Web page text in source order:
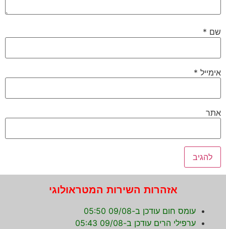
שם *
אימייל *
אתר
אזהרות השירות המטראולוגי
עומס חום עודכן ב-09/08 05:50
ערפילי הרים עודכן ב-09/08 05:43